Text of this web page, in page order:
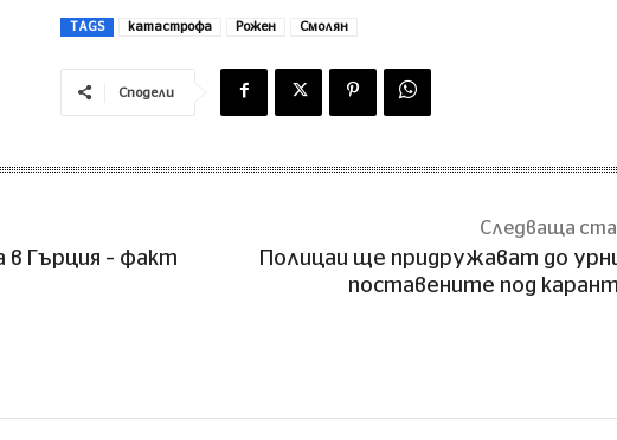
TAGS катастрофа Рожен Смолян
Сподели
в Гърция – факт
Следваща
Полицаи ще придружават до
поставените под